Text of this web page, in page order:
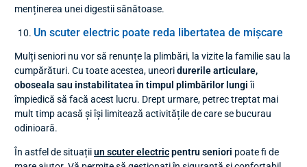
menținerea unei digestii sănătoase.
Un scuter electric poate reda libertatea de mișcare
Mulți seniori nu vor să renunțe la plimbări, la vizite la familie sau la
cumpărături. Cu toate acestea, uneoridurerile articulare,
oboseala sau instabilitatea în timpul plimbărilor lungiîi
împiedică să facă acest lucru. Drept urmare, petrec treptat mai
mult timp acasă și își limitează activitățile de care se bucurau
odinioară.
În astfel de situațiiun scuter electricpentru seniori poate fi de